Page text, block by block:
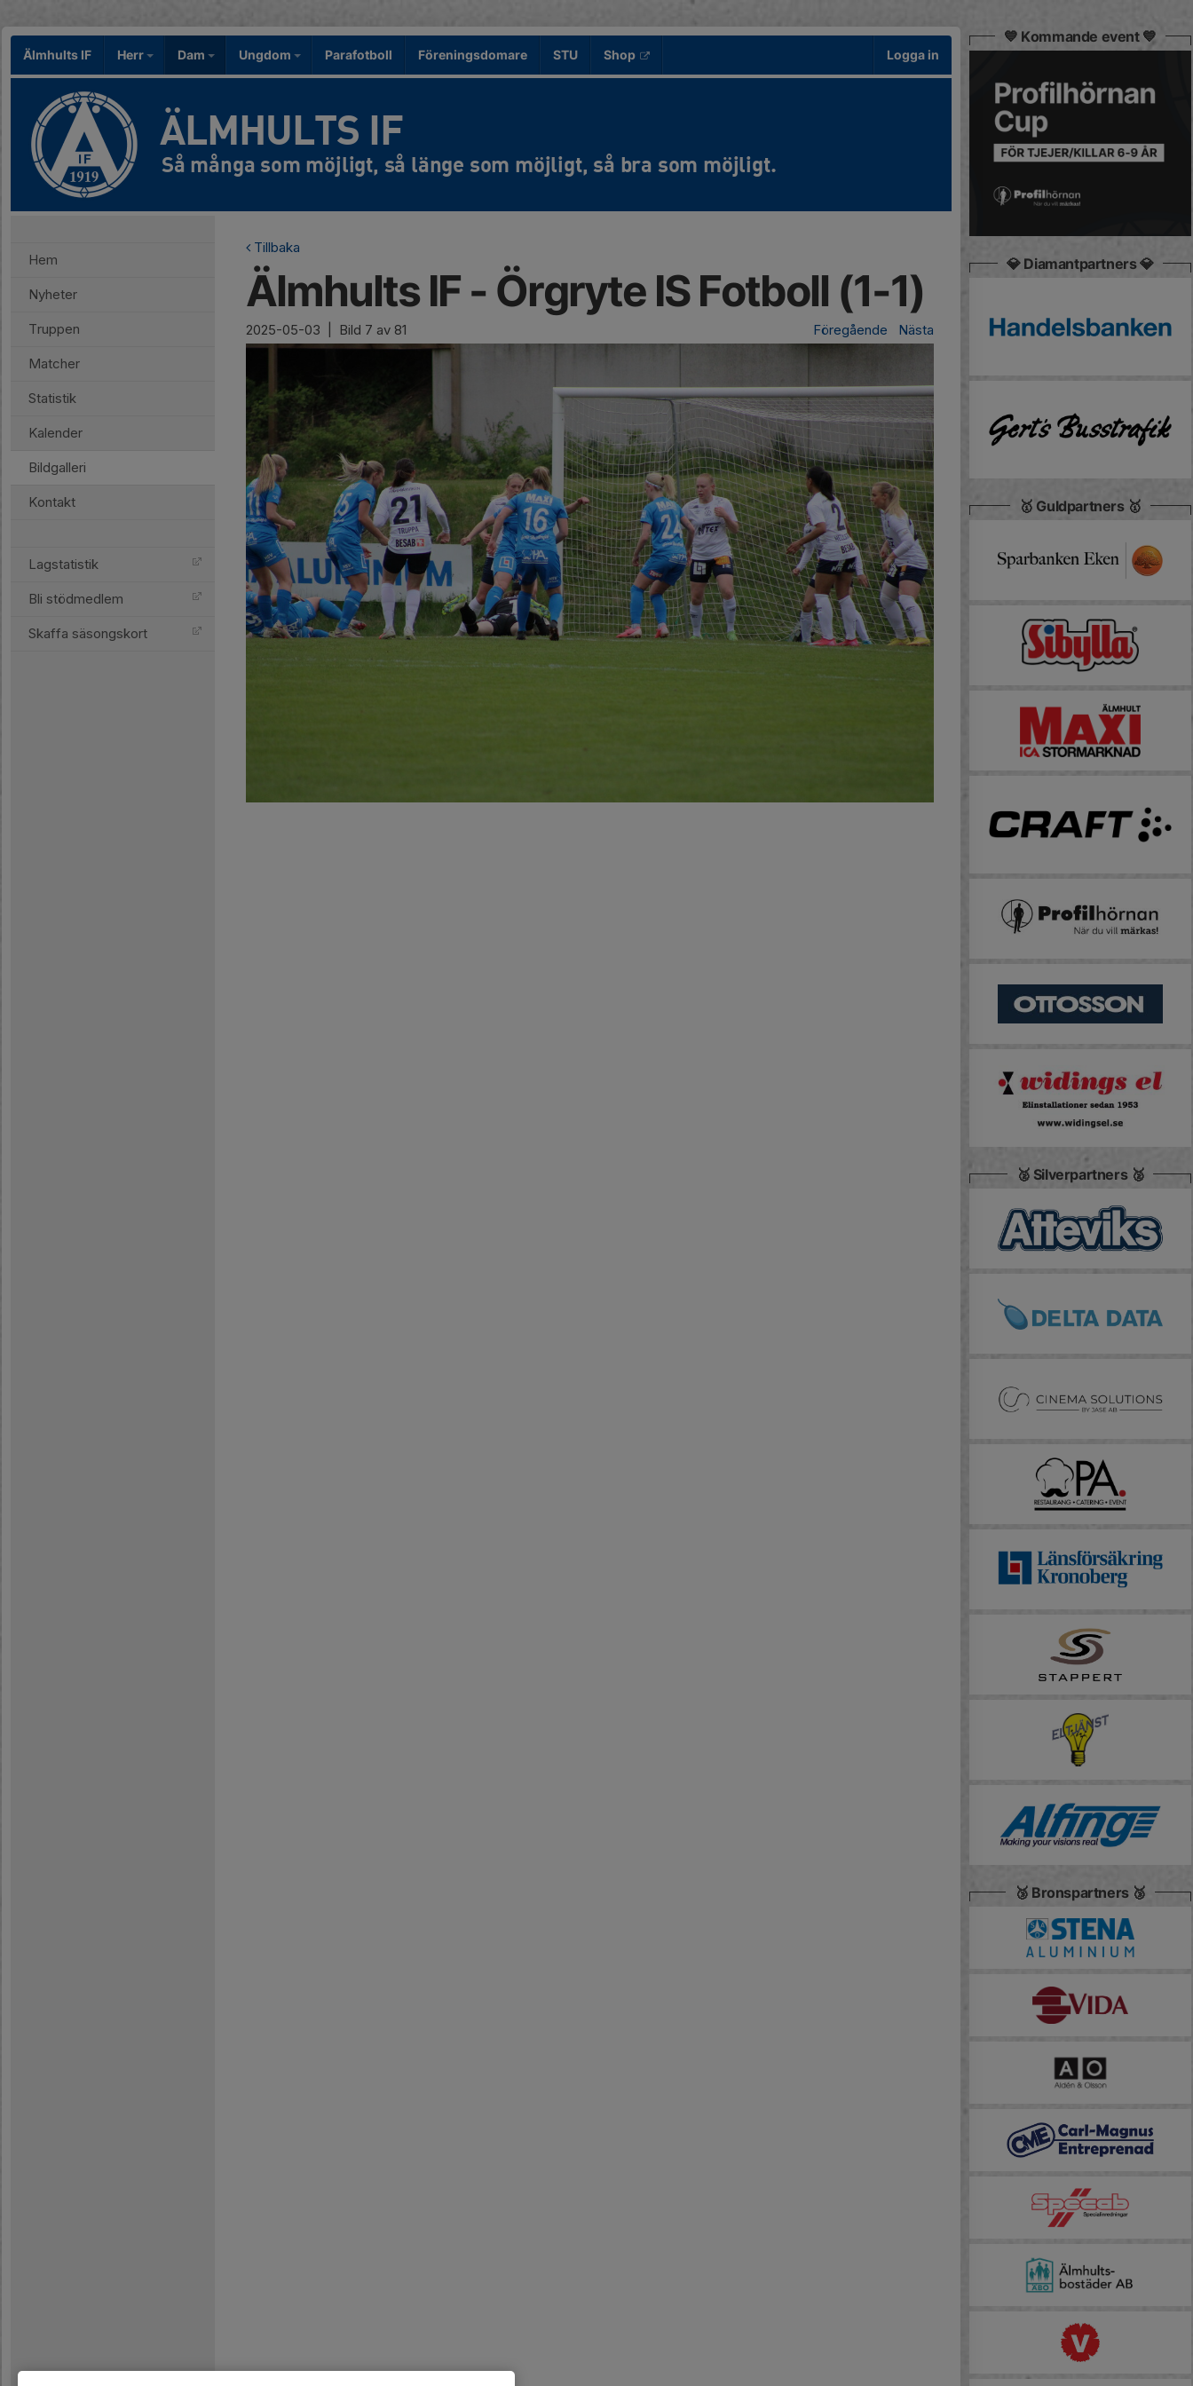
Älmhults IF Herr Dam Ungdom Parafotboll Föreningsdomare STU Shop Logga in
ÄLMHULTS IF
Hem
Nyheter
Truppen
Matcher
Statistik
Kalender
Bildgalleri
Kontakt
Lagstatistik
Bli stödmedlem
Skaffa säsongskort
Tillbaka
Älmhults IF - Örgryte IS Fotboll (1-1)
2025-05-03 Bild 7 av 81 Föregående Nästa
💙 Kommande event 💙
💎 Diamantpartners 💎
🥇 Guldpartners 🥇
🥈 Silverpartners 🥈
🥉 Bronspartners 🥉